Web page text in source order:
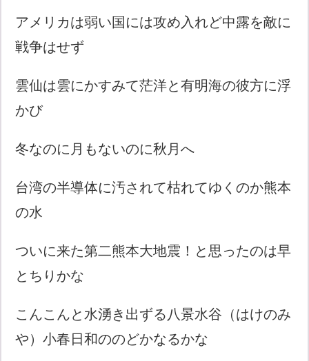
アメリカは弱い国には攻め入れど中露を敵に
戦争はせず
雲仙は雲にかすみて茫洋と有明海の彼方に浮
かび
冬なのに月もないのに秋月へ
台湾の半導体に汚されて枯れてゆくのか熊本
の水
ついに来た第二熊本大地震！と思ったのは早
とちりかな
こんこんと水湧き出ずる八景水谷（はけのみ
や）小春日和ののどかなるかな